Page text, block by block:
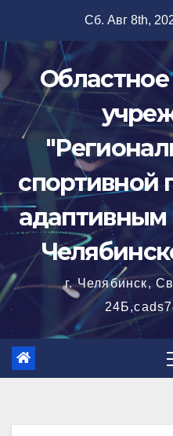
содержимому
Сб. Авг 8th,
спортивной
адаптивным
г. Челябинск,